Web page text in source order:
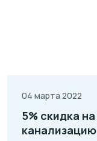
04 марта 2022
5% скидка
канализацию